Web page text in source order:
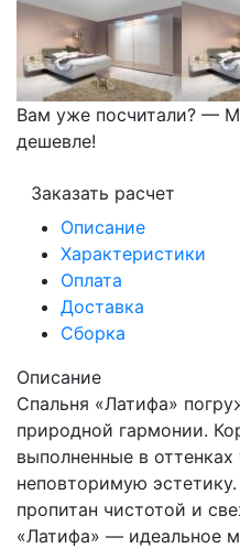
Вам уже посчитали? —
дешевле!
Заказать расчет
Описание
Характеристики
Оплата
Доставка
Сборка
Описание
Спальня «Латифа»
природной гармонии.
выполненные в
неповторимую
пропитан чистотой и
«Латифа» — идеальное